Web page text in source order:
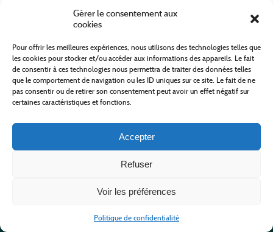
Gérer le consentement aux
cookies
Pour offrir les meilleures expériences, nous utilisons des technologies telles que
les cookies pour stocker et/ou accéder aux informations des appareils. Le fait
de consentir à ces technologies nous permettra de traiter des données telles
que le comportement de navigation ou les ID uniques sur ce site. Le fait de ne
pas consentir ou de retirer son consentement peut avoir un effet négatif sur
certaines caractéristiques et fonctions.
Accepter
Refuser
Voir les préférences
Politique de confidentialité
RÉUNION PUBLIQUE FAISONS FLEURIR NOTRE
EXPOSITION MAN JAZZICATURES
VERNISSAGE CONCERT TRIO JAZZHAM
BALADE CONTÉE
THÉÂTRE ENFANT – STAGE
CONCERT JAZZ LATINO
CONCERT ONE MAN BAND LOUFOQUE